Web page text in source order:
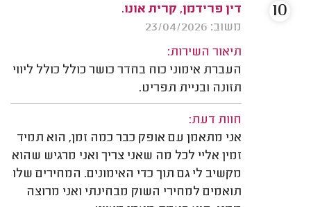
דין פרידמן, קרית אונו.
משוב: 23/04/2026
תיאור השירות:
העברת אימוני כוח בחדר כושר כולל כולל ליווי
תזונה ובניית תפריט.
חוות דעת:
אני מתאמן עם אופק כבר כמה זמן, הוא תמיד
זמין אליי לכל מה שאני צריך ואני מרגיש שהוא
מקשיב לי גם תוך כדי האימונים. המחירים שלו
תואמים למחירי השוק מבחינתי ואני מרוצה
10